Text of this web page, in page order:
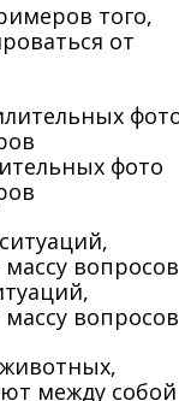
того,
от
фото
вопросов